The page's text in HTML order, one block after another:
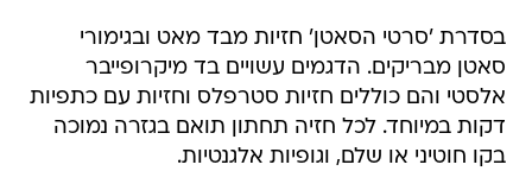
בסדרת 'סרטי הסאטן' חזיות מבד מאט ובגימורי
סאטן מבריקים. הדגמים עשויים בד מיקרופייבר
אלסטי והם כוללים חזיות סטרפלס וחזיות עם כתפיות
דקות במיוחד. לכל חזיה תחתון תואם בגזרה נמוכה
בקו חוטיני או שלם, וגופיות אלגנטיות.